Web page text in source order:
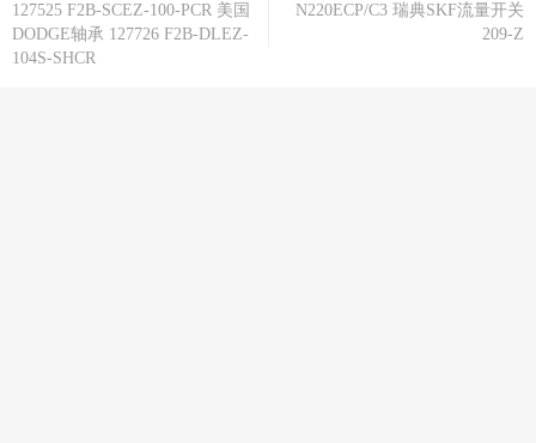
127525 F2B-SCEZ-100-PCR 美国
DODGE轴承 127726 F2B-DLEZ-
104S-SHCR
N220ECP/C3 瑞典SKF流量开关
209-Z